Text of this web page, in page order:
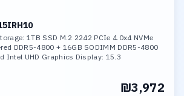
1TB SSD M.2 2242 PCIe 4.0x4 NVMe
DDR5-4800 + 16GB SODIMM DDR5-4800
Intel UHD Graphics Display: 15.3
₪3,972